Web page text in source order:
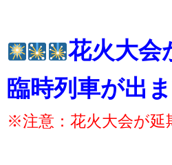
花火大会
臨時列車が出ま
※注意：花火大会が延